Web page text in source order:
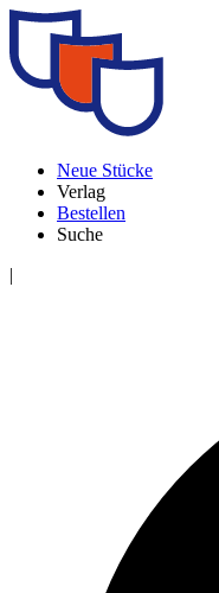
Neue Stücke
Verlag
Bestellen
Suche
|